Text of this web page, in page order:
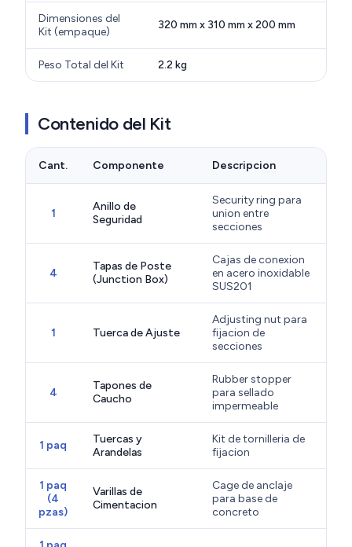
Dimensiones del
Kit (empaque)
320 mm x 310 mm x 200 mm
Peso Total del Kit 2.2 kg
Contenido del Kit
Cant. Componente Descripcion
1
Anillo de
Seguridad
Security ring para
union entre
secciones
4
Tapas de Poste
(Junction Box)
Cajas de conexion
en acero inoxidable
SUS201
1 Tuerca de Ajuste
Adjusting nut para
fijacion de
secciones
4
Tapones de
Caucho
Rubber stopper
para sellado
impermeable
1 paq
Tuercas y
Arandelas
Kit de tornilleria de
fijacion
1 paq
(4
pzas)
Varillas de
Cimentacion
Cage de anclaje
para base de
concreto